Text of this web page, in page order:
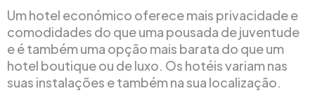
Um hotel económico oferece mais privacidade e
comodidades do que uma pousada de juventude
e é também uma opção mais barata do que um
hotel boutique ou de luxo. Os hotéis variam nas
suas instalações e também na sua localização.